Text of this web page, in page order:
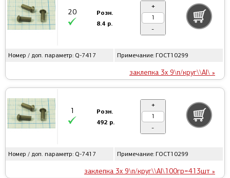
Номер / доп. параметр: Q-7417 Примечание: ГОСТ10299
заклепка 3x 9\п/круг\\Al\ »
20
Розн.
8.4 р.
+
-
Номер / доп. параметр: Q-7417 Примечание: ГОСТ10299
заклепка 3x 9\п/круг\\Al\100гр=413шт »
1
Розн.
492 р.
+
-